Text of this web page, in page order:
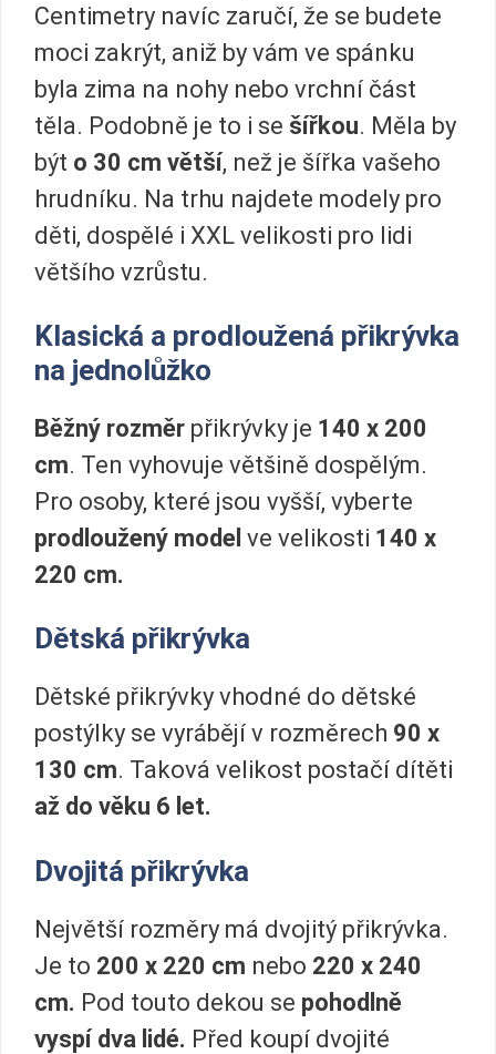
Centimetry navíc zaručí, že se budete
moci zakrýt, aniž by vám ve spánku
byla zima na nohy nebo vrchní část
těla. Podobně je to i se šířkou. Měla by
být o 30 cm větší, než je šířka vašeho
hrudníku. Na trhu najdete modely pro
děti, dospělé i XXL velikosti pro lidi
většího vzrůstu.
Klasická a prodloužená přikrývka
na jednolůžko
Běžný rozměr přikrývky je 140 x 200
cm. Ten vyhovuje většině dospělým.
Pro osoby, které jsou vyšší, vyberte
prodloužený model ve velikosti 140 x
220 cm.
Dětská přikrývka
Dětské přikrývky vhodné do dětské
postýlky se vyrábějí v rozměrech 90 x
130 cm. Taková velikost postačí dítěti
až do věku 6 let.
Dvojitá přikrývka
Největší rozměry má dvojitý přikrývka.
Je to 200 x 220 cm nebo 220 x 240
cm. Pod touto dekou se pohodlně
vyspí dva lidé. Před koupí dvojité